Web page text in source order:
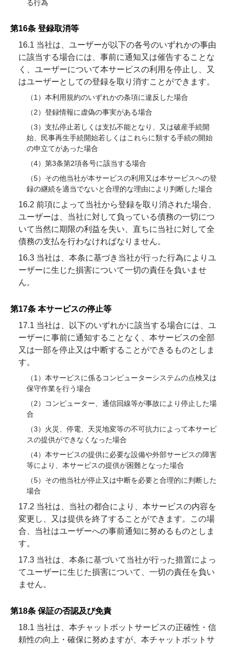
る行為
第16条 登録取消等
16.1 当社は、ユーザーが以下の各号のいずれかの事由
に該当する場合には、事前に通知又は催告することな
く、ユーザーについて本サービスの利用を停止し、又
はユーザーとしての登録を取り消すことができます。
（1）本利用規約のいずれかの条項に違反した場合
（2）登録情報に虚偽の事実がある場合
（3）支払停止若しくは支払不能となり、又は破産手続開
始、民事再生手続開始若しくはこれらに類する手続の開始
の申立てがあった場合
（4）第3条第2項各号に該当する場合
（5）その他当社が本サービスの利用又は本サービスへの登
録の継続を適当でないと合理的な理由により判断した場合
16.2 前項によって当社から登録を取り消された場合、
ユーザーは、当社に対して負っている債務の一切につ
いて当然に期限の利益を失い、直ちに当社に対して全
債務の支払を行わなければなりません。
16.3 当社は、本条に基づき当社が行った行為によりユ
ーザーに生じた損害について一切の責任を負いませ
ん。
第17条 本サービスの停止等
17.1 当社は、以下のいずれかに該当する場合には、ユ
ーザーに事前に通知することなく、本サービスの全部
又は一部を停止又は中断することができるものとしま
す。
（1）本サービスに係るコンピューターシステムの点検又は
保守作業を行う場合
（2）コンピューター、通信回線等が事故により停止した場
合
（3）火災、停電、天災地変等の不可抗力によって本サービ
スの提供ができなくなった場合
（4）本サービスの提供に必要な設備や外部サービスの障害
等により、本サービスの提供が困難となった場合
（5）その他当社が停止又は中断を必要と合理的に判断した
場合
17.2 当社は、当社の都合により、本サービスの内容を
変更し、又は提供を終了することができます。この場
合、当社はユーザーへの事前通知に努めるものとしま
す。
17.3 当社は、本条に基づいて当社が行った措置によっ
てユーザーに生じた損害について、一切の責任を負い
ません。
第18条 保証の否認及び免責
18.1 当社は、本チャットボットサービスの正確性・信
頼性の向上・確保に努めますが、本チャットボットサ